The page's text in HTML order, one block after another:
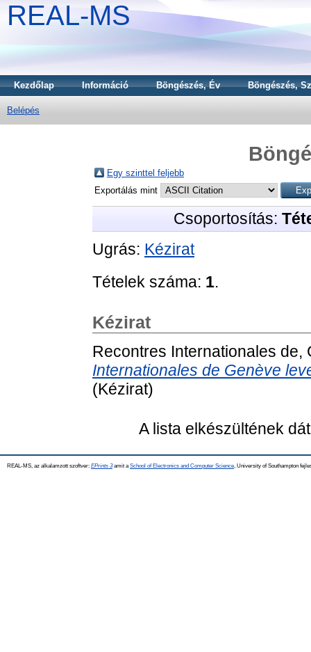
REAL-MS
Kezdőlap Információ Böngészés, Év Böngészés,
Belépés
Egy szinttel feljebb
Exportálás mint
Csoportosítás:
Ugrás: Kézirat
Tételek száma: 1.
Kézirat
Recontres Internationales de,
Internationales de Genève
(Kézirat)
A lista elkészültének
REAL-MS, az alkalamzott szoftver: EPrints 3amit a School of Electronics and Computer Science , University of Southampton